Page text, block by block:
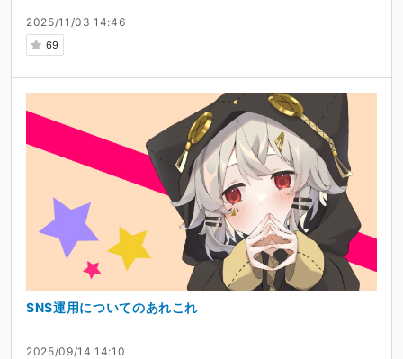
2025/11/03 14:46
69
2025/09/14 14:10
SNS運用についてのあれこれ